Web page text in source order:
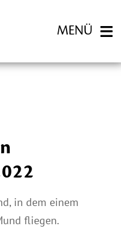
MENÜ
in dem einem
fliegen.